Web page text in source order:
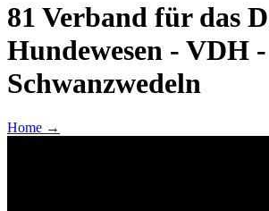
81 Verband für das
Hundewesen - VDH -
Schwanzwedeln
Home →